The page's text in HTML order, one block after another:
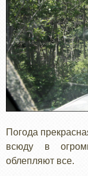
Погода
всюду в
облепляют все.